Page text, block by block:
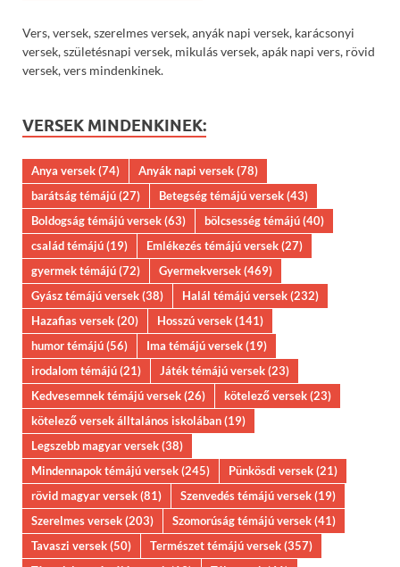
Vers, versek, szerelmes versek, anyák napi versek, karácsonyi
versek, születésnapi versek, mikulás versek, apák napi vers, rövid
versek, vers mindenkinek.
VERSEK MINDENKINEK:
Anya versek(74) Anyák napi versek(78)
barátság témájú(27) Betegség témájú versek(43)
Boldogság témájú versek(63) bölcsesség témájú(40)
család témájú(19) Emlékezés témájú versek(27)
gyermek témájú(72) Gyermekversek(469)
Gyász témájú versek(38) Halál témájú versek(232)
Hazafias versek(20) Hosszú versek(141)
humor témájú(56) Ima témájú versek(19)
irodalom témájú(21) Játék témájú versek(23)
Kedvesemnek témájú versek(26) kötelező versek(23)
kötelező versek álltalános iskolában(19)
Legszebb magyar versek(38)
Mindennapok témájú versek(245) Pünkösdi versek(21)
rövid magyar versek(81) Szenvedés témájú versek(19)
Szerelmes versek(203) Szomorúság témájú versek(41)
Tavaszi versek(50) Természet témájú versek(357)